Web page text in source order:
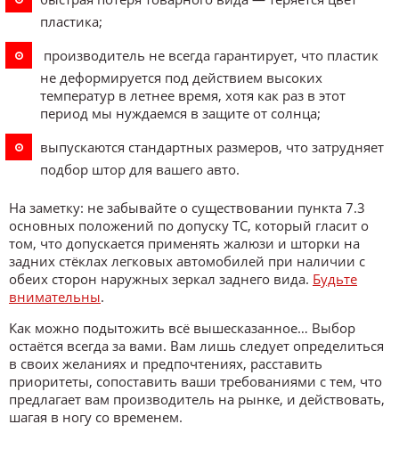
пластика;
производитель не всегда гарантирует, что пластик
не деформируется под действием высоких
температур в летнее время, хотя как раз в этот
период мы нуждаемся в защите от солнца;
выпускаются стандартных размеров, что затрудняет
подбор штор для вашего авто.
На заметку: не забывайте о существовании пункта 7.3
основных положений по допуску ТС, который гласит о
том, что допускается применять жалюзи и шторки на
задних стёклах легковых автомобилей при наличии с
обеих сторон наружных зеркал заднего вида. Будьте
внимательны.
Как можно подытожить всё вышесказанное… Выбор
остаётся всегда за вами. Вам лишь следует определиться
в своих желаниях и предпочтениях, расставить
приоритеты, сопоставить ваши требованиями с тем, что
предлагает вам производитель на рынке, и действовать,
шагая в ногу со временем.